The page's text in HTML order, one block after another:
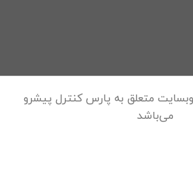
متعلق به پارس کنترل پیشرو
می‌باشد